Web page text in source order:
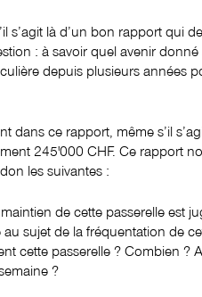
s’agit là d’un bon rapport qui
: à savoir quel avenir
depuis plusieurs années
dans ce rapport, même s’il
245'000 CHF. Ce rapport
les suivantes :
de cette passerelle est
sujet de la fréquentation de
cette passerelle ? Combien ?
?